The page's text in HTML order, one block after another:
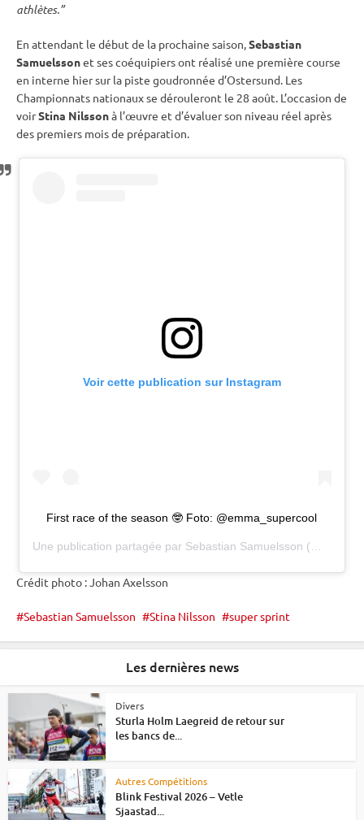
athlètes.”
En attendant le début de la prochaine saison,Sebastian
Samuelssonet ses coéquipiers ont réalisé une première course
en interne hier sur la piste goudronnée d’Ostersund. Les
Championnats nationaux se dérouleront le 28 août. L’occasion de
voirStina Nilssonà l’œuvre et d’évaluer son niveau réel après
des premiers mois de préparation.
Voir cette publication sur Instagram
First race of the season 🤓 Foto: @emma_supercool
Une publication partagée par Sebastian Samuelsson (@sebastian_samuelsson) le
Crédit photo : Johan Axelsson
Sebastian Samuelsson Stina Nilsson super sprint
Les dernières news
Divers
Sturla Holm Laegreid de retour sur
les bancs de...
Autres Compétitions
Blink Festival 2026 – Vetle
Sjaastad...